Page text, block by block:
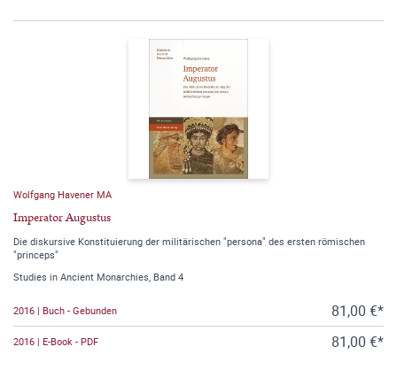
Wolfgang Havener MA
Imperator Augustus
Die diskursive Konstituierung der militärischen "persona" des ersten römischen
"princeps"
Studies in Ancient Monarchies, Band 4
2016 | Buch - Gebunden 81,00 €*
2016 | E-Book - PDF 81,00 €*